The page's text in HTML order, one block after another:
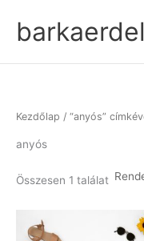
content
Kezdőlap / “anyós”
anyós
Összesen 1 találat